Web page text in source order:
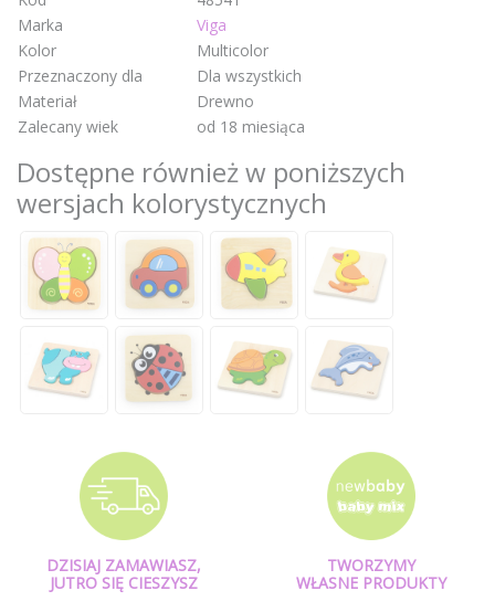
Marka
Viga
Kolor
Multicolor
Przeznaczony dla
Dla wszystkich
Materiał
Drewno
Zalecany wiek
od 18 miesiąca
Dostępne również w poniższych
wersjach kolorystycznych
DZISIAJ ZAMAWIASZ,
JUTRO SIĘ CIESZYSZ
TWORZYMY
WŁASNE PRODUKTY